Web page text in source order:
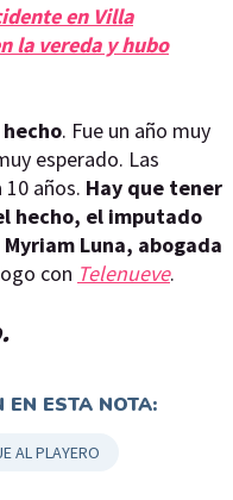
en Villa
la vereda y hubo
. Fue un año muy
esperado. Las
años. Hay que tener
hecho, el imputado
Myriam Luna, abogada
con Telenueve.
EN ESTA NOTA:
AL PLAYERO